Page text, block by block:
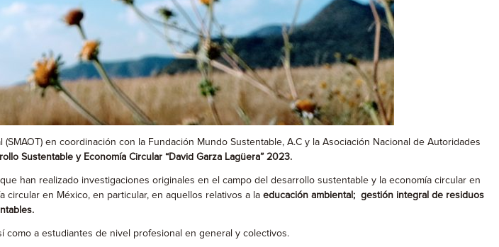
en coordinación con la Fundación Mundo Sustentable, A.C y la Asociación Nacional de Autoridades
Sustentable y Economía Circular “David Garza Lagüera” 2023.
han realizado investigaciones originales en el campo del desarrollo sustentable y la economía circular en
en México, en particular, en aquellos relativos a la educación ambiental; gestión integral de residuos
como a estudiantes de nivel profesional en general y colectivos.